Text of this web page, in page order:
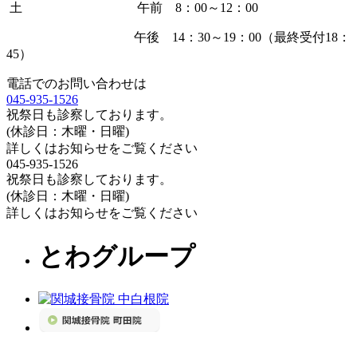
土 午前 8：00～12：00
午後 14：30～19：00（最終受付18：
45）
電話でのお問い合わせは
045-935-1526
祝祭日も診察しております。
(休診日：木曜・日曜)
詳しくはお知らせをご覧ください
045-935-1526
祝祭日も診察しております。
(休診日：木曜・日曜)
詳しくはお知らせをご覧ください
とわグループ